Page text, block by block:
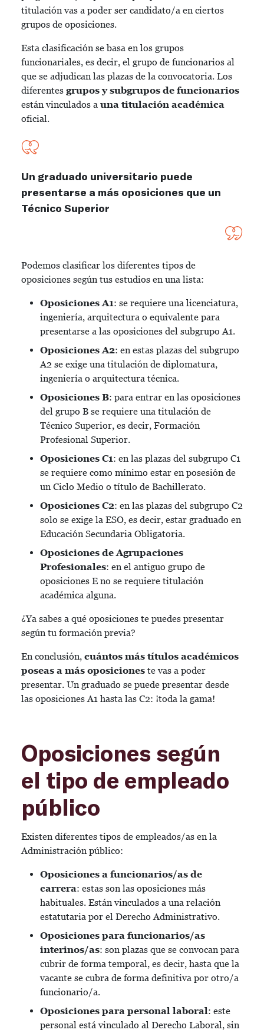
titulación vas a poder ser candidato/a en ciertos
grupos de oposiciones.
Esta clasificación se basa en los grupos
funcionariales, es decir, el grupo de funcionarios al
que se adjudican las plazas de la convocatoria. Los
diferentes grupos y subgrupos de funcionarios
están vinculados a una titulación académica
oficial.
Un graduado universitario puede
presentarse a más oposiciones que un
Técnico Superior
Podemos clasificar los diferentes tipos de
oposiciones según tus estudios en una lista:
Oposiciones A1: se requiere una licenciatura,
ingeniería, arquitectura o equivalente para
presentarse a las oposiciones del subgrupo A1.
Oposiciones A2: en estas plazas del subgrupo
A2 se exige una titulación de diplomatura,
ingeniería o arquitectura técnica.
Oposiciones B: para entrar en las oposiciones
del grupo B se requiere una titulación de
Técnico Superior, es decir, Formación
Profesional Superior.
Oposiciones C1: en las plazas del subgrupo C1
se requiere como mínimo estar en posesión de
un Ciclo Medio o título de Bachillerato.
Oposiciones C2: en las plazas del subgrupo C2
solo se exige la ESO, es decir, estar graduado en
Educación Secundaria Obligatoria.
Oposiciones de Agrupaciones
Profesionales: en el antiguo grupo de
oposiciones E no se requiere titulación
académica alguna.
¿Ya sabes a qué oposiciones te puedes presentar
según tu formación previa?
En conclusión, cuántos más títulos académicos
poseas a más oposiciones te vas a poder
presentar. Un graduado se puede presentar desde
las oposiciones A1 hasta las C2: ¡toda la gama!
Oposiciones según
el tipo de empleado
público
Existen diferentes tipos de empleados/as en la
Administración público:
Oposiciones a funcionarios/as de
carrera: estas son las oposiciones más
habituales. Están vinculados a una relación
estatutaria por el Derecho Administrativo.
Oposiciones para funcionarios/as
interinos/as: son plazas que se convocan para
cubrir de forma temporal, es decir, hasta que la
vacante se cubra de forma definitiva por otro/a
funcionario/a.
Oposiciones para personal laboral: este
personal está vinculado al Derecho Laboral, sin